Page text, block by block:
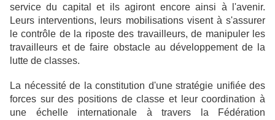
service du capital et ils agiront encore ainsi à l'avenir.
Leurs interventions, leurs mobilisations visent à s'assurer
le contrôle de la riposte des travailleurs, de manipuler les
travailleurs et de faire obstacle au développement de la
lutte de classes.
La nécessité de la constitution d'une stratégie unifiée des
forces sur des positions de classe et leur coordination à
une échelle internationale à travers la Fédération